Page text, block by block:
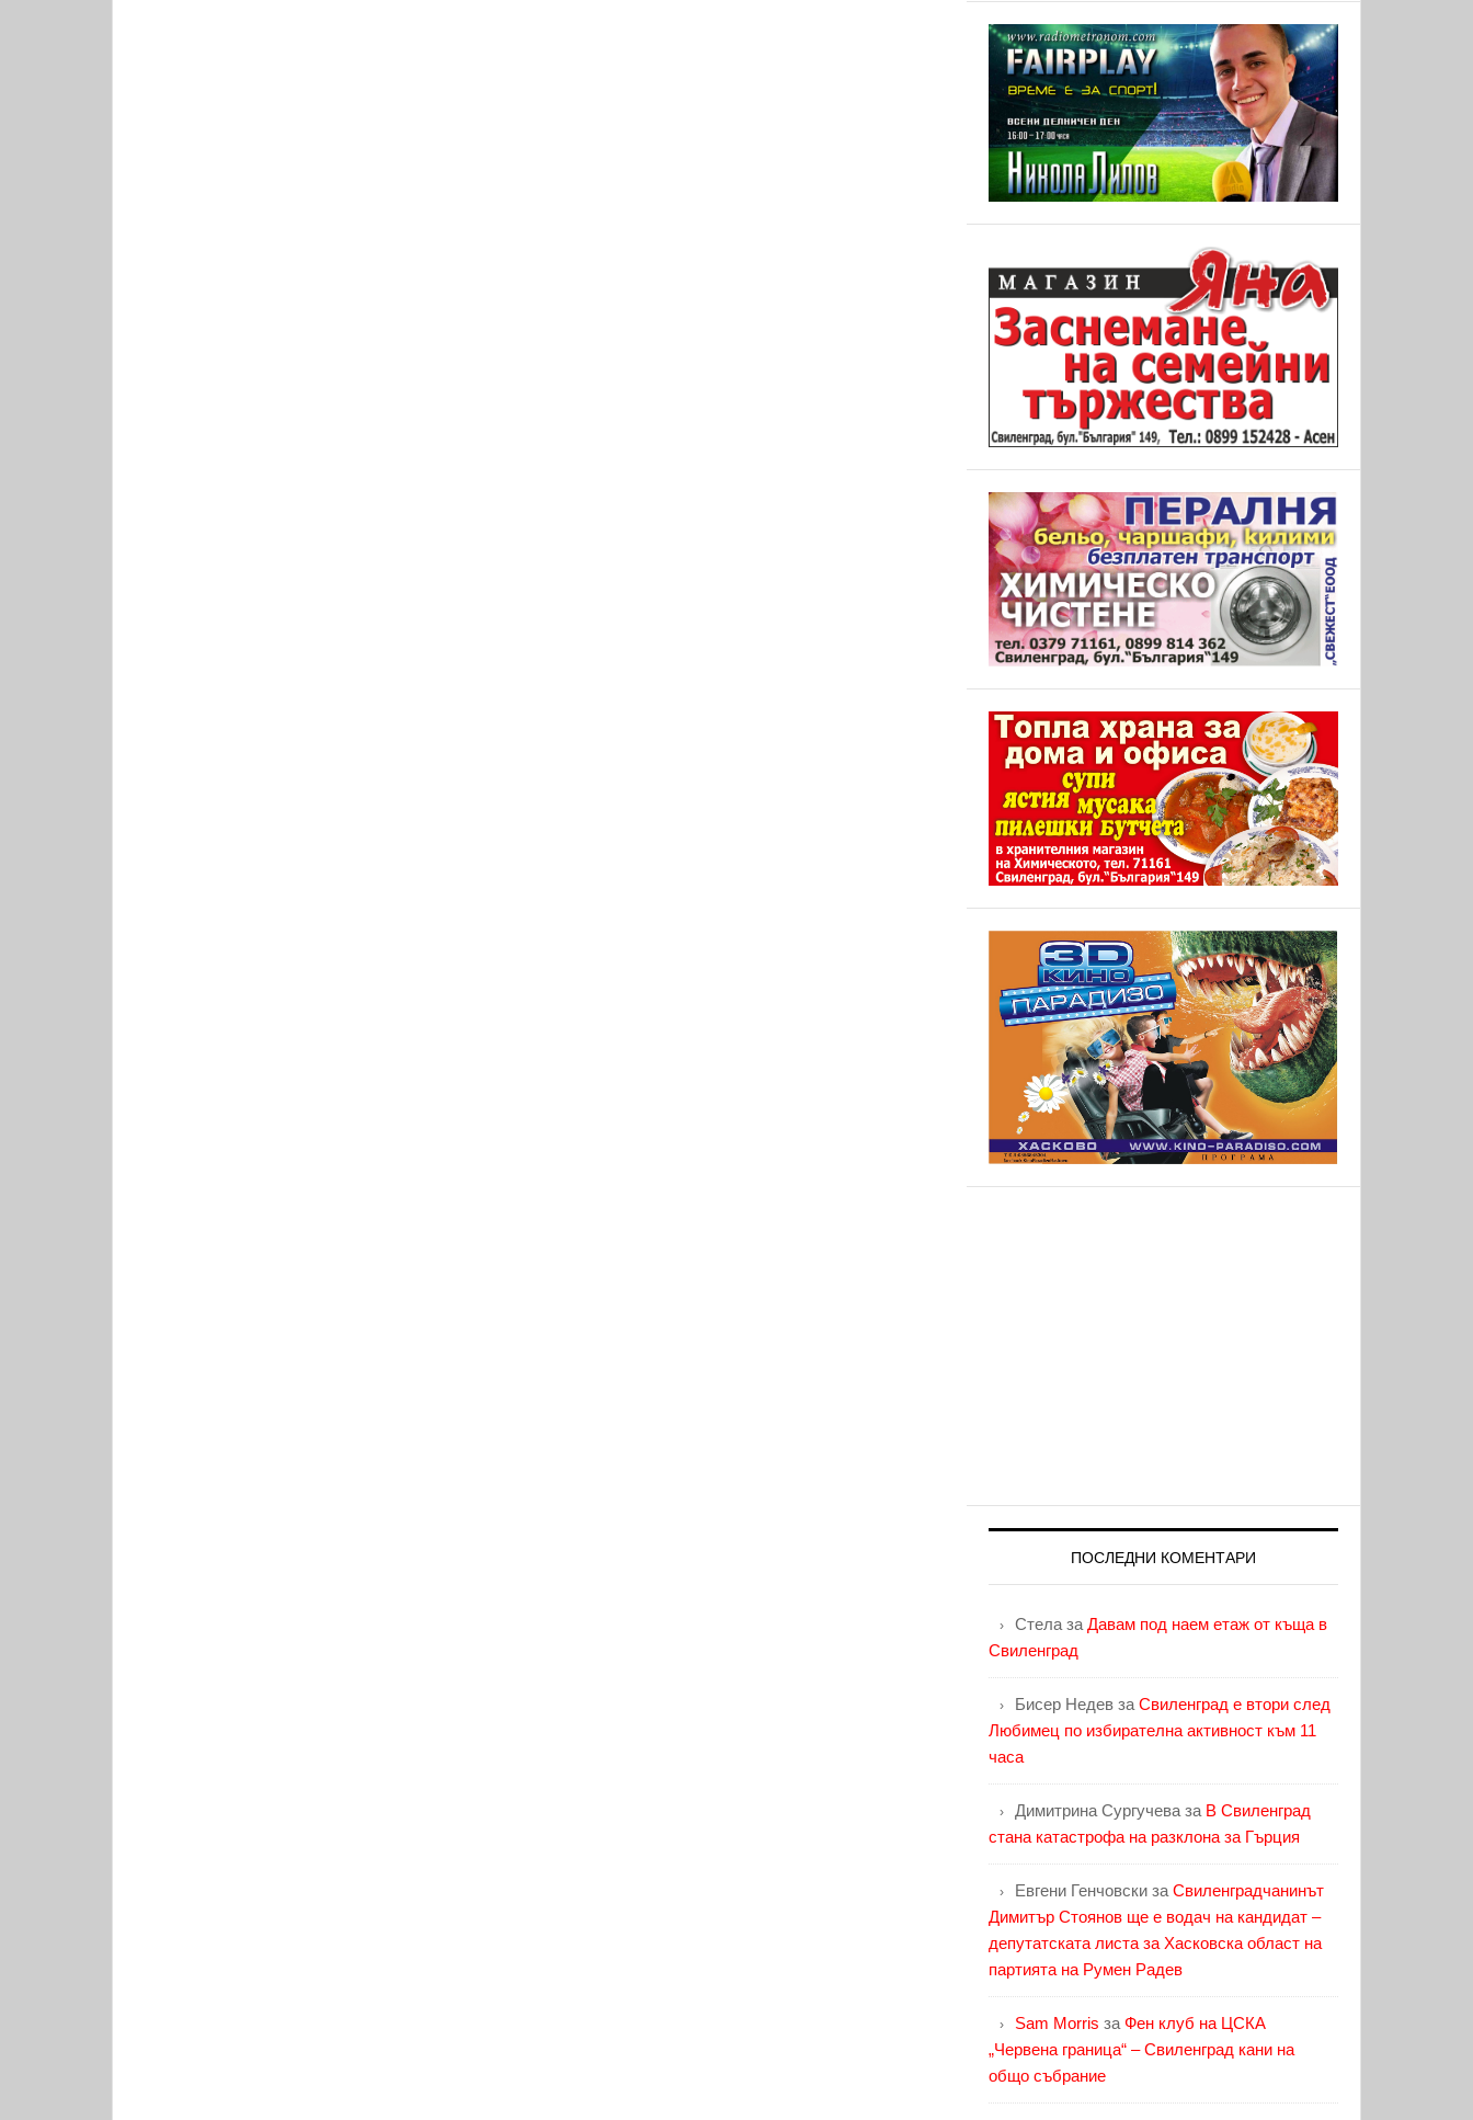
ПОСЛЕДНИ КОМЕНТАРИ
Стела за Давам под наем етаж от къща в
Свиленград
Бисер Недев за Свиленград е втори след
Любимец по избирателна активност към 11
часа
Димитрина Сургучева за В Свиленград
стана катастрофа на разклона за Гърция
Евгени Генчовски за Свиленградчанинът
Димитър Стоянов ще е водач на кандидат –
депутатската листа за Хасковска област на
партията на Румен Радев
Sam Morris за Фен клуб на ЦСКА
„Червена граница“ – Свиленград кани на
общо събрание